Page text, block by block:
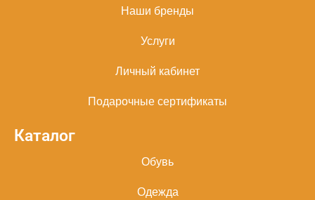
Наши бренды
Услуги
Личный кабинет
Подарочные сертификаты
Каталог
Обувь
Одежда